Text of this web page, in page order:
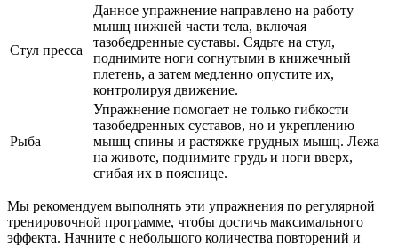
Стул пресса
Данное упражнение направлено на работу
мышц нижней части тела, включая
тазобедренные суставы. Сядьте на стул,
поднимите ноги согнутыми в книжечный
плетень, а затем медленно опустите их,
контролируя движение.
Рыба
Упражнение помогает не только гибкости
тазобедренных суставов, но и укреплению
мышц спины и растяжке грудных мышц. Лежа
на животе, поднимите грудь и ноги вверх,
сгибая их в пояснице.
Мы рекомендуем выполнять эти упражнения по регулярной
тренировочной программе, чтобы достичь максимального
эффекта. Начните с небольшого количества повторений и